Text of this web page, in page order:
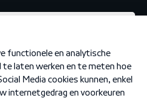
Privacybeleid